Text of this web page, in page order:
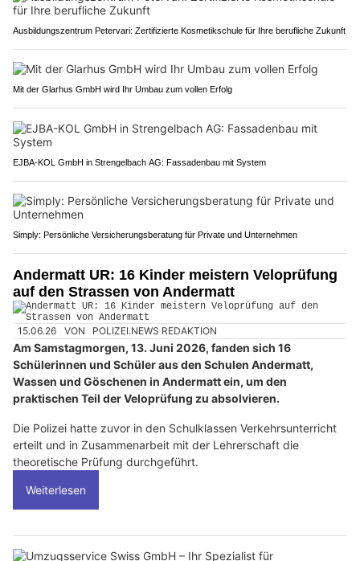
Ausbildungszentrum Petervari: Zertifizierte Kosmetikschule für Ihre berufliche Zukunft
Mit der Glarhus GmbH wird Ihr Umbau zum vollen Erfolg
EJBA-KOL GmbH in Strengelbach AG: Fassadenbau mit System
Simply: Persönliche Versicherungsberatung für Private und Unternehmen
Andermatt UR: 16 Kinder meistern Veloprüfung
auf den Strassen von Andermatt
15.06.26 VON POLIZEI.NEWS REDAKTION
Am Samstagmorgen, 13. Juni 2026, fanden sich 16
Schülerinnen und Schüler aus den Schulen Andermatt,
Wassen und Göschenen in Andermatt ein, um den
praktischen Teil der Veloprüfung zu absolvieren.
Die Polizei hatte zuvor in den Schulklassen Verkehrsunterricht
erteilt und in Zusammenarbeit mit der Lehrerschaft die
theoretische Prüfung durchgeführt.
Weiterlesen